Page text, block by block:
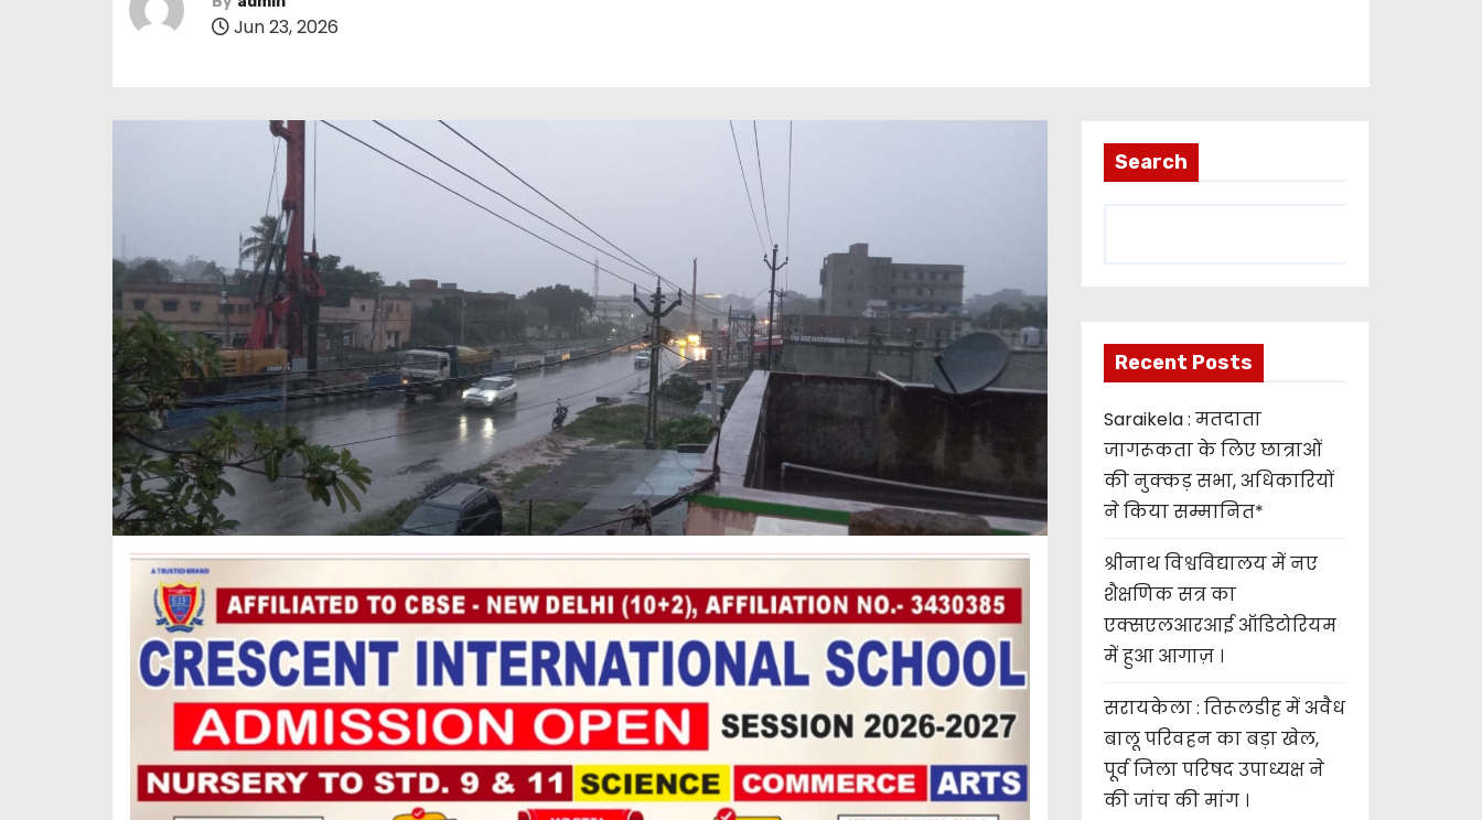
Jun 23, 2026
Search
Recent Posts
Saraikela : मतदाता
जागरूकता के लिए छात्राओं
की नुक्कड़ सभा, अधिकारियों
ने किया सम्मानित*
श्रीनाथ विश्वविद्यालय में नए
शैक्षणिक सत्र का
एक्सएलआरआई ऑडिटोरियम
में हुआ आगाज़ ।
सरायकेला : तिरूलडीह में अवैध
बालू परिवहन का बड़ा खेल,
पूर्व जिला परिषद उपाध्यक्ष ने
की जांच की मांग ।